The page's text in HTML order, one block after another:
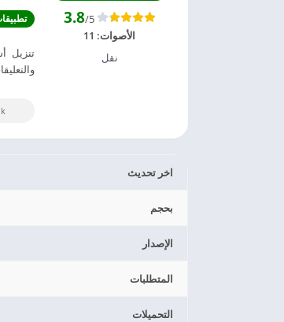
3.8/5
الأصوات: 11
نقل
اخر تحديث
بحجم
الإصدار
المتطلبات
التحميلات